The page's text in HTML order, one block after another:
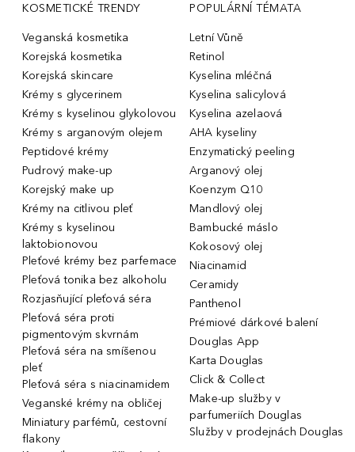
KOSMETICKÉ TRENDY
Veganská kosmetika
Korejská kosmetika
Korejská skincare
Krémy s glycerinem
Krémy s kyselinou glykolovou
Krémy s arganovým olejem
Peptidové krémy
Pudrový make-up
Korejský make up
Krémy na citlivou pleť
Krémy s kyselinou
laktobionovou
Pleťové krémy bez parfemace
Pleťová tonika bez alkoholu
Rozjasňující pleťová séra
Pleťová séra proti
pigmentovým skvrnám
Pleťová séra na smíšenou
pleť
Pleťová séra s niacinamidem
Veganské krémy na obličej
Miniatury parfémů, cestovní
flakony
POPULÁRNÍ TÉMATA
Letní Vůně
Retinol
Kyselina mléčná
Kyselina salicylová
Kyselina azelaová
AHA kyseliny
Enzymatický peeling
Arganový olej
Koenzym Q10
Mandlový olej
Bambucké máslo
Kokosový olej
Niacinamid
Ceramidy
Panthenol
Prémiové dárkové balení
Douglas App
Karta Douglas
Click & Collect
Make-up služby v
parfumeriích Douglas
Služby v prodejnách Douglas